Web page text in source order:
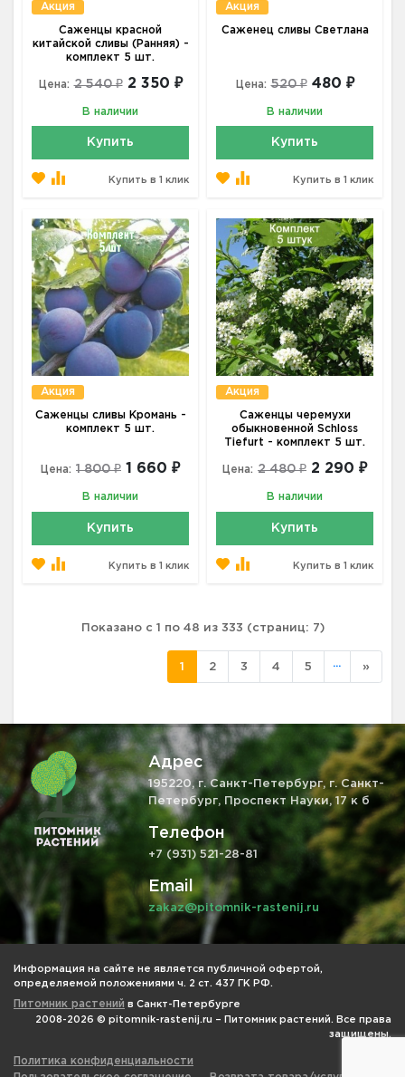
Акция
Саженцы красной
китайской сливы (Ранняя) -
комплект 5 шт.
Цена: 2 540 ₽ 2 350 ₽
В наличии
Купить
Купить в 1 клик
Акция
Саженец сливы Светлана
Цена: 520 ₽ 480 ₽
В наличии
Купить
Купить в 1 клик
Акция
Саженцы сливы Кромань -
комплект 5 шт.
Цена: 1 800 ₽ 1 660 ₽
В наличии
Купить
Купить в 1 клик
Акция
Саженцы черемухи
обыкновенной Schloss
Tiefurt - комплект 5 шт.
Цена: 2 480 ₽ 2 290 ₽
В наличии
Купить
Купить в 1 клик
Показано с 1 по 48 из 333 (страниц: 7)
1 2 3 4 5 ... »
Адрес
195220, г. Санкт-Петербург, г. Санкт-
Петербург, Проспект Науки, 17 к б
Телефон
+7 (931) 521-28-81
Email
zakaz@pitomnik-rastenij.ru
Информация на сайте не является публичной офертой,
определяемой положениями ч. 2 ст. 437 ГК РФ.
Питомник растений в Санкт-Петербурге
2008-2026 © pitomnik-rastenij.ru – Питомник растений. Все права
защищены.
Политика конфиденциальности